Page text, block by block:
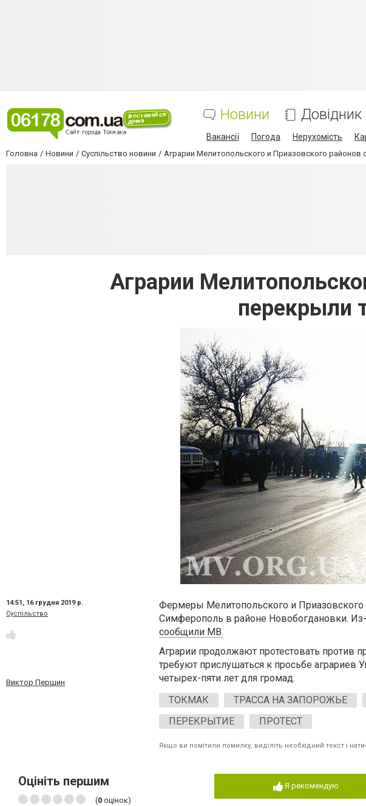
Новини Довідник
Вакансії Погода Нерухомість
Головна Новини Суспільство новини Аграрии Мелитопольского и Приазовского районов
Аграрии
перекрыли
14:51, 16 грудня 2019 р.
Суспільство
Виктор Першин
Фермеры Мелитопольского и Приазовского
Симферополь в районе Новобогдановки.
сообщили МВ.
Аграрии продолжают протестовать против
требуют прислушаться к просьбе аграриев
четырех-пяти лет для громад.
ТОКМАК
ТРАССА НА ЗАПОРОЖЬЕ
ПЕРЕКРЫТИЕ
ПРОТЕСТ
Якщо ви помітили помилку, виділіть необхідний текст і
Оцініть першим
(0 оцінок)
Я рекомендую